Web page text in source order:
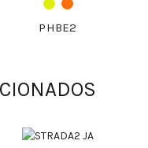
PHBE2